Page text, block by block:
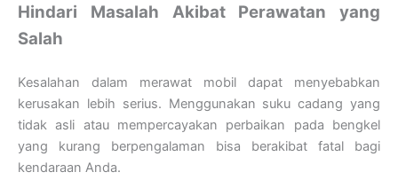
Hindari Masalah Akibat Perawatan yang
Salah
Kesalahan dalam merawat mobil dapat menyebabkan
kerusakan lebih serius. Menggunakan suku cadang yang
tidak asli atau mempercayakan perbaikan pada bengkel
yang kurang berpengalaman bisa berakibat fatal bagi
kendaraan Anda.